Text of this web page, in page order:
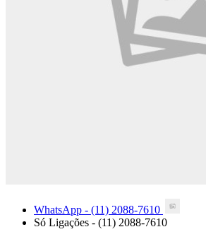
WhatsApp - (11) 2088-7610
Só Ligações - (11) 2088-7610